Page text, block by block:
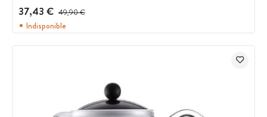
37,43 € Prix avant réduction :
49,90 €
Indisponible